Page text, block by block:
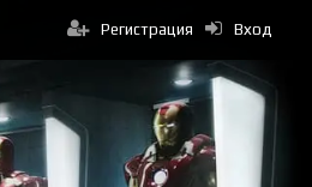
Вход
Регистрация